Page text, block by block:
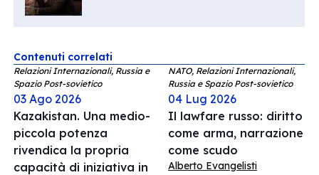
Contenuti correlati
Relazioni Internazionali, Russia e
Spazio Post-sovietico
03 Ago 2026
Kazakistan. Una medio-
piccola potenza
rivendica la propria
capacità di iniziativa in
NATO, Relazioni Internazionali,
Russia e Spazio Post-sovietico
04 Lug 2026
Il lawfare russo: diritto
come arma, narrazione
come scudo
Alberto Evangelisti